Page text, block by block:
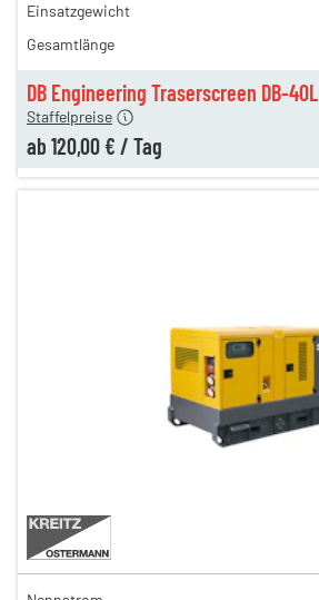
DB Engineering Traserscreen DB-40L
220,00 €
160,00 €
Staffelpreise
ab 120,00 € / Tag
Einsatzgewicht
Gesamtlänge